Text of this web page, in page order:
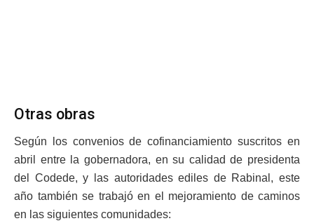
Otras obras
Según los convenios de cofinanciamiento suscritos en
abril entre la gobernadora, en su calidad de presidenta
del Codede, y las autoridades ediles de Rabinal, este
año también se trabajó en el mejoramiento de caminos
en las siguientes comunidades: